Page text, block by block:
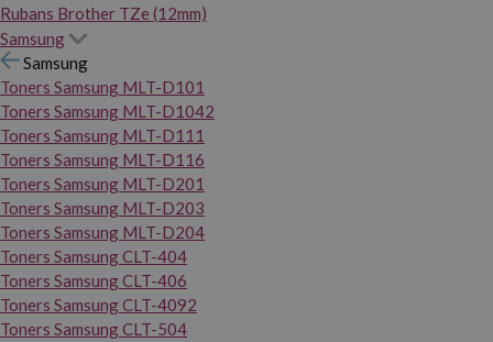
Rubans Brother TZe (12mm)
Samsung
Samsung
Toners Samsung MLT-D101
Toners Samsung MLT-D1042
Toners Samsung MLT-D111
Toners Samsung MLT-D116
Toners Samsung MLT-D201
Toners Samsung MLT-D203
Toners Samsung MLT-D204
Toners Samsung CLT-404
Toners Samsung CLT-406
Toners Samsung CLT-4092
Toners Samsung CLT-504